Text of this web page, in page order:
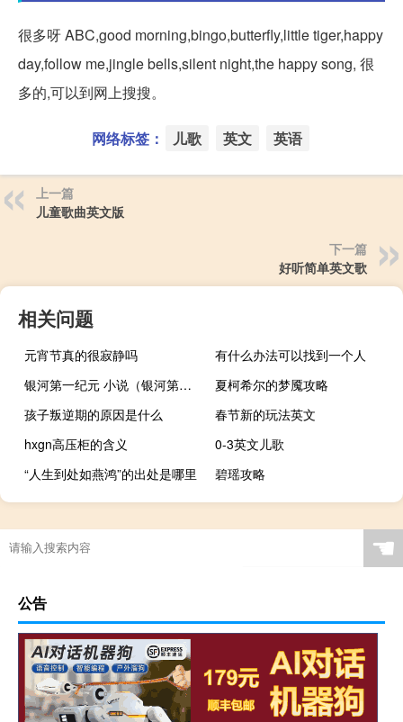
很多呀 ABC,good morning,bingo,butterfly,little tiger,happy
day,follow me,jingle bells,silent night,the happy song, 很
多的,可以到网上搜搜。
网络标签： 儿歌 英文 英语
上一篇
儿童歌曲英文版
下一篇
好听简单英文歌
相关问题
元宵节真的很寂静吗
有什么办法可以找到一个人
银河第一纪元 小说（银河第一纪元）
夏柯希尔的梦魇攻略
孩子叛逆期的原因是什么
春节新的玩法英文
hxgn高压柜的含义
0-3英文儿歌
“人生到处如燕鸿”的出处是哪里
碧瑶攻略
☚
公告